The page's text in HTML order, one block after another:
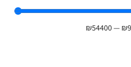
₪
—
₪54400